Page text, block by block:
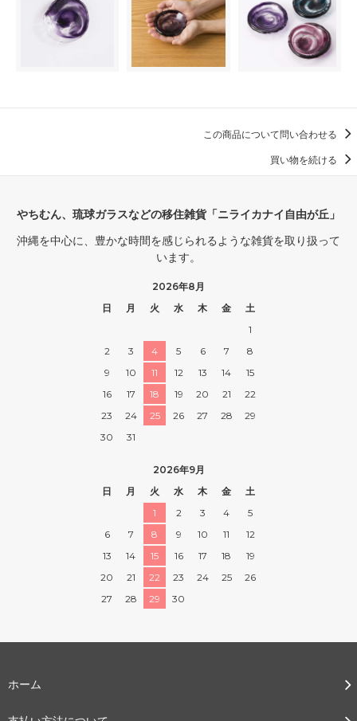
この商品について問い合わせる
買い物を続ける
やちむん、琉球ガラスなどの移住雑貨「ニライカナイ自由が丘」
沖縄を中心に、豊かな時間を感じられるような雑貨を取り扱って
います。
2026年8月
日
月 火 水 木 金
土
1
2
3 4 5 6 7
8
9
10 11 12 13 14
15
16
17 18 19 20 21
22
23
24 25 26 27 28
29
30
31
2026年9月
日
月 火 水 木 金
土
1
2 3 4
5
6
7 8 9 10 11
12
13
14 15 16 17 18
19
20
21 22 23 24 25
26
27
28 29 30
ホーム